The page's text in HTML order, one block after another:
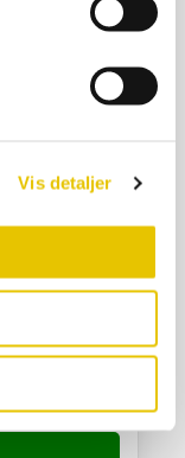
Vis detaljer